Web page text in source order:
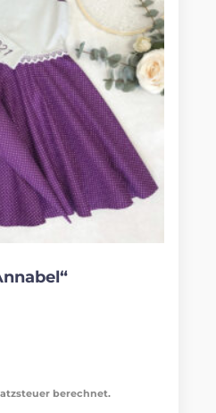
berechnet.